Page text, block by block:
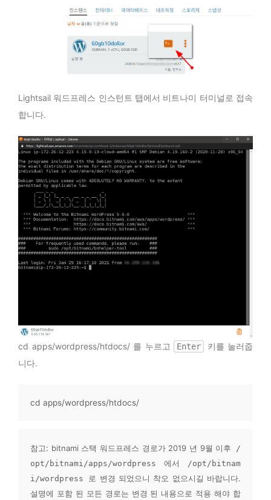
Lightsail 워드프레스 인스턴트 탭에서 비트나미 터미널로 접속
합니다.
cd apps/wordpress/htdocs/ 를 누르고 Enter
키를 눌러줍
니다.
cd apps/wordpress/htdocs/
참고: bitnami 스택 워드프레스 경로가 2019 년 9월 이후
/
opt/bitnami/apps/wordpress
에서
/opt/bitnam
i/wordpress
로 변경 되었으니 착오 없으시길 바랍니다.
설명에 포함 된 모든 경로는 변경 된 내용으로 적용 해야 합